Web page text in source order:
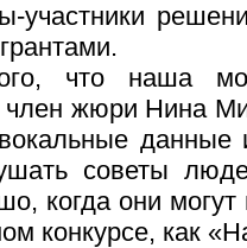
участники
что наша
член жюри Нина
советы
когда они могут
конкурсе, как